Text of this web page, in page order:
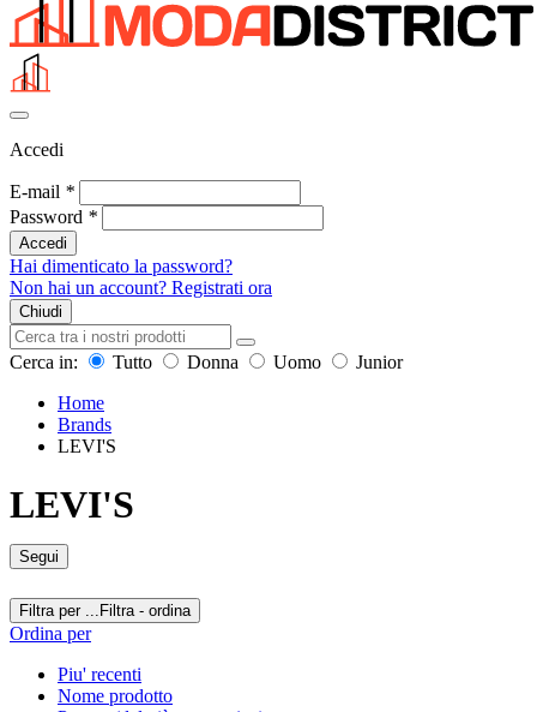
Accedi
E-mail *
Password *
Accedi
Hai dimenticato la password?
Non hai un account? Registrati ora
Chiudi
Cerca in: Tutto Donna Uomo
Junior
Home
Brands
LEVI'S
LEVI'S
Segui
Filtra per ... Filtra - ordina
Ordina per
Piu' recenti
Nome prodotto